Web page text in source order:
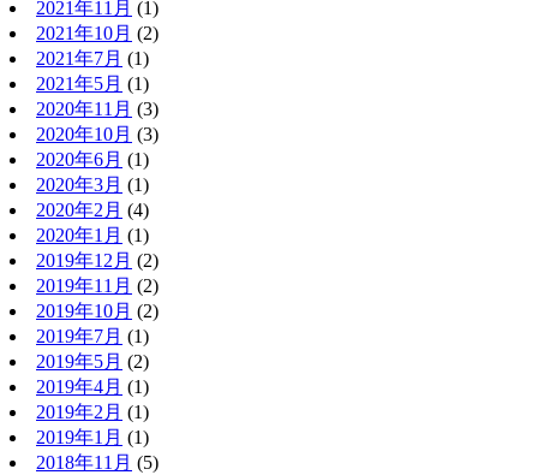
2021年11月 (1)
2021年10月 (2)
2021年7月 (1)
2021年5月 (1)
2020年11月 (3)
2020年10月 (3)
2020年6月 (1)
2020年3月 (1)
2020年2月 (4)
2020年1月 (1)
2019年12月 (2)
2019年11月 (2)
2019年10月 (2)
2019年7月 (1)
2019年5月 (2)
2019年4月 (1)
2019年2月 (1)
2019年1月 (1)
2018年11月 (5)